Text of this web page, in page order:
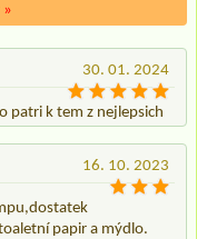
»
30. 01. 2024
patri k tem z nejlepsich
16. 10. 2023
papir a mýdlo.